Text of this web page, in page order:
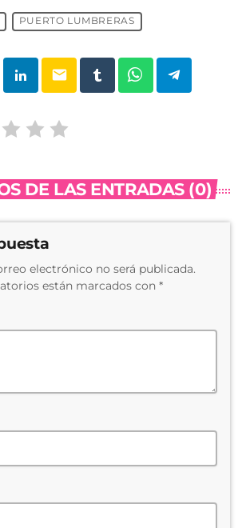
PUERTO LUMBRERAS
email
DE LAS ENTRADAS (0)
electrónico no será publicada.
están marcados con *